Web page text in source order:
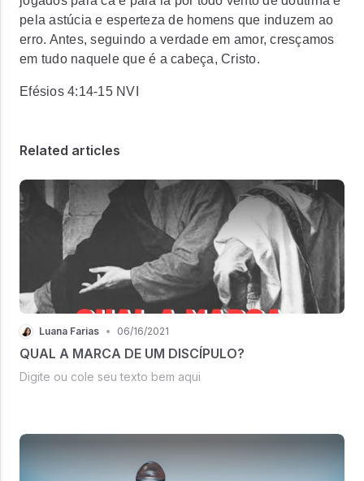
pela astúcia e esperteza de homens que induzem ao
erro. Antes, seguindo a verdade em amor, cresçamos
em tudo naquele que é a cabeça, Cristo.
Efésios 4:14‭-‬15 NVI
Related articles
Luana Farias • 06/16/2021
QUAL A MARCA DE UM DISCÍPULO?
Digite ou cole seu texto bem aqui